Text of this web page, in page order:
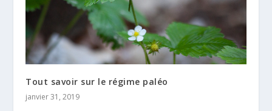
Tout savoir sur le régime paléo
janvier 31, 2019